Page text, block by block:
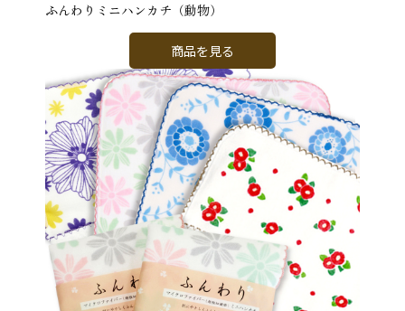
ふんわりミニハンカチ（動物）
商品を見る